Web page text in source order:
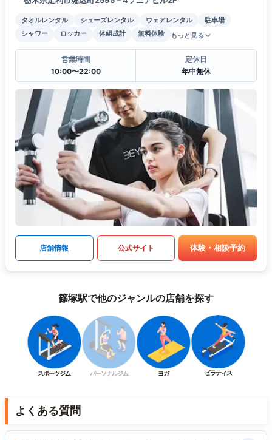
タオルレンタル シューズレンタル ウェアレンタル
駐車場
シャワー
ロッカー 体組成計 無料体験 もっと見る
営業時間
10:00〜22:00
定休日
年中無休
店舗情報 公式サイト 体験・相談予約
篠塚駅で他のジャンルの店舗を探す
スポーツジム パーソナルジム ヨガ ピラティス
よくある質問